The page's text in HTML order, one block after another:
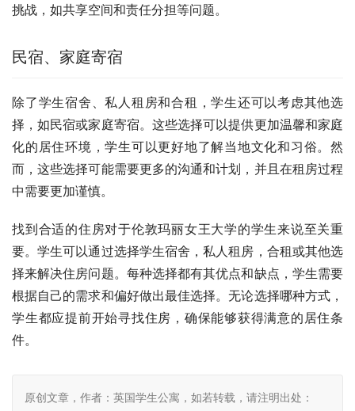
挑战，如共享空间和责任分担等问题。
民宿、家庭寄宿
除了学生宿舍、私人租房和合租，学生还可以考虑其他选
择，如民宿或家庭寄宿。这些选择可以提供更加温馨和家庭
化的居住环境，学生可以更好地了解当地文化和习俗。然
而，这些选择可能需要更多的沟通和计划，并且在租房过程
中需要更加谨慎。
找到合适的住房对于伦敦玛丽女王大学的学生来说至关重
要。学生可以通过选择学生宿舍，私人租房，合租或其他选
择来解决住房问题。每种选择都有其优点和缺点，学生需要
根据自己的需求和偏好做出最佳选择。无论选择哪种方式，
学生都应提前开始寻找住房，确保能够获得满意的居住条
件。
原创文章，作者：英国学生公寓，如若转载，请注明出处：